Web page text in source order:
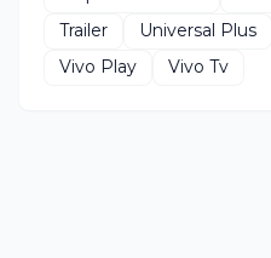
Trailer
Universal Plus
Vivo Play
Vivo Tv